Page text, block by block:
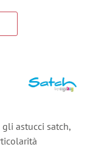
astucci satch,